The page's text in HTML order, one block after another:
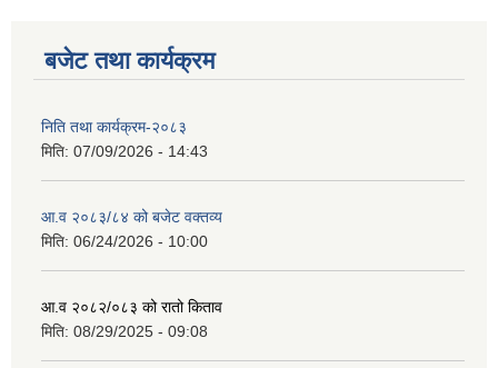
बजेट तथा कार्यक्रम
निति तथा कार्यक्रम-२०८३
मिति: 07/09/2026 - 14:43
आ.व २०८३/८४ को बजेट वक्तव्य
मिति: 06/24/2026 - 10:00
आ.व २०८२/०८३ को रातो किताव
मिति: 08/29/2025 - 09:08